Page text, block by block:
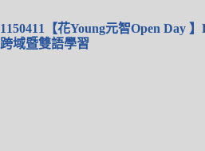
1150411【花Young元智Open Day
跨域暨雙語學習